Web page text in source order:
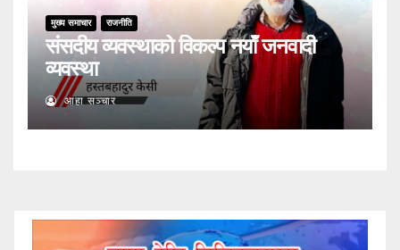
मुख्य समाचार राजनीति
संसदीय व्यवस्थाको विकल्प नयाँ जनवादी
व्यवस्था
आहा सञ्चार